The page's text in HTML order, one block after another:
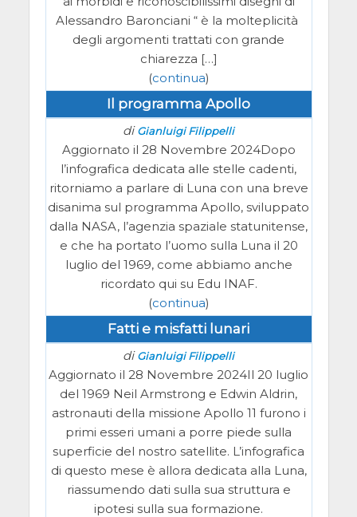
Alessandro Baronciani “ è la molteplicità
degli argomenti trattati con grande
chiarezza […]
(continua)
Il programma Apollo
diGianluigi Filippelli
Aggiornato il 28 Novembre 2024Dopo
l’infografica dedicata alle stelle cadenti,
ritorniamo a parlare di Luna con una breve
disanima sul programma Apollo, sviluppato
dalla NASA, l’agenzia spaziale statunitense,
e che ha portato l’uomo sulla Luna il 20
luglio del 1969, come abbiamo anche
ricordato qui su Edu INAF.
(continua)
Fatti e misfatti lunari
diGianluigi Filippelli
Aggiornato il 28 Novembre 2024Il 20 luglio
del 1969 Neil Armstrong e Edwin Aldrin,
astronauti della missione Apollo 11 furono i
primi esseri umani a porre piede sulla
superficie del nostro satellite. L’infografica
di questo mese è allora dedicata alla Luna,
riassumendo dati sulla sua struttura e
ipotesi sulla sua formazione.